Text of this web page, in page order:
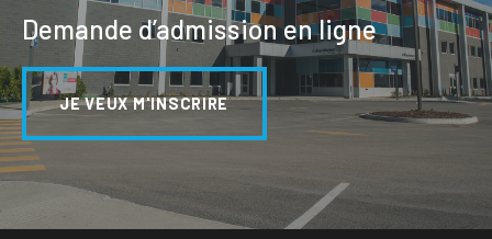
Demande d’admission en ligne
JE VEUX M'INSCRIRE